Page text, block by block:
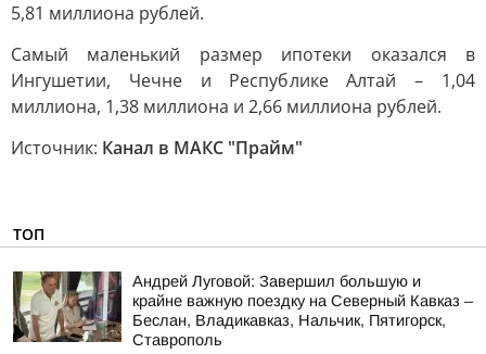
5,81 миллиона рублей.
Самый маленький размер ипотеки оказался в
Ингушетии, Чечне и Республике Алтай – 1,04
миллиона, 1,38 миллиона и 2,66 миллиона рублей.
Источник: Канал в МАКС "Прайм"
ТОП
Андрей Луговой: Завершил большую и
крайне важную поездку на Северный Кавказ –
Беслан, Владикавказ, Нальчик, Пятигорск,
Ставрополь